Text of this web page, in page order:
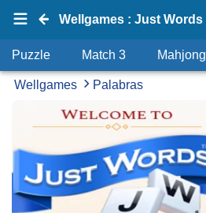
Wellgames : Just Words
Puzzle Match 3 Mahjong
Wellgames Palabras